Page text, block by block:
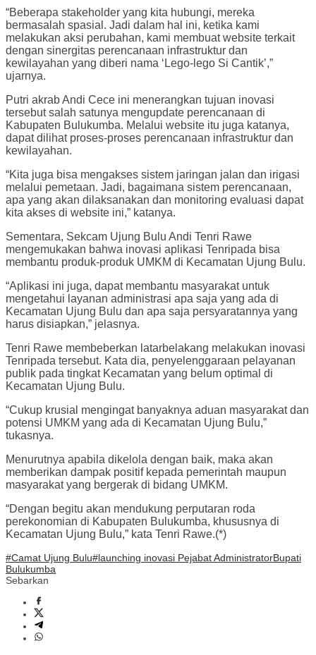
“Beberapa stakeholder yang kita hubungi, mereka
bermasalah spasial. Jadi dalam hal ini, ketika kami
melakukan aksi perubahan, kami membuat website terkait
dengan sinergitas perencanaan infrastruktur dan
kewilayahan yang diberi nama ‘Lego-lego Si Cantik’,”
ujarnya.
Putri akrab Andi Cece ini menerangkan tujuan inovasi
tersebut salah satunya mengupdate perencanaan di
Kabupaten Bulukumba. Melalui website itu juga katanya,
dapat dilihat proses-proses perencanaan infrastruktur dan
kewilayahan.
“Kita juga bisa mengakses sistem jaringan jalan dan irigasi
melalui pemetaan. Jadi, bagaimana sistem perencanaan,
apa yang akan dilaksanakan dan monitoring evaluasi dapat
kita akses di website ini,” katanya.
Sementara, Sekcam Ujung Bulu Andi Tenri Rawe
mengemukakan bahwa inovasi aplikasi Tenripada bisa
membantu produk-produk UMKM di Kecamatan Ujung Bulu.
“Aplikasi ini juga, dapat membantu masyarakat untuk
mengetahui layanan administrasi apa saja yang ada di
Kecamatan Ujung Bulu dan apa saja persyaratannya yang
harus disiapkan,” jelasnya.
Tenri Rawe membeberkan latarbelakang melakukan inovasi
Tenripada tersebut. Kata dia, penyelenggaraan pelayanan
publik pada tingkat Kecamatan yang belum optimal di
Kecamatan Ujung Bulu.
“Cukup krusial mengingat banyaknya aduan masyarakat dan
potensi UMKM yang ada di Kecamatan Ujung Bulu,”
tukasnya.
Menurutnya apabila dikelola dengan baik, maka akan
memberikan dampak positif kepada pemerintah maupun
masyarakat yang bergerak di bidang UMKM.
“Dengan begitu akan mendukung perputaran roda
perekonomian di Kabupaten Bulukumba, khususnya di
Kecamatan Ujung Bulu,” kata Tenri Rawe.(*)
#Camat Ujung Bulu#launching inovasi Pejabat AdministratorBupati
Bulukumba
Sebarkan